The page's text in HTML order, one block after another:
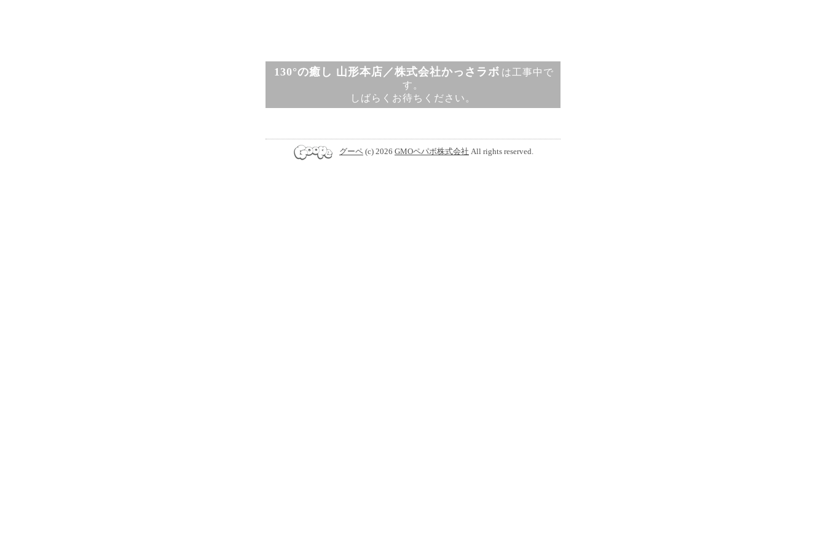
130°の癒し 山形本店／株式会社かっさラボ は工事中で
す。
しばらくお待ちください。
グーペ (c) 2026 GMOペパボ株式会社 All rights reserved.